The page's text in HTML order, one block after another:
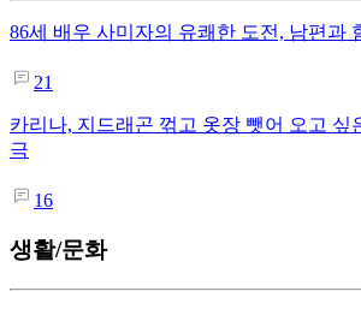
86세 배우 사미자의 유쾌한 도전, 남편과
21
카리나, 지드래곤 꺾고 옷장 뺏어 오고 싶
극
16
생활/문화